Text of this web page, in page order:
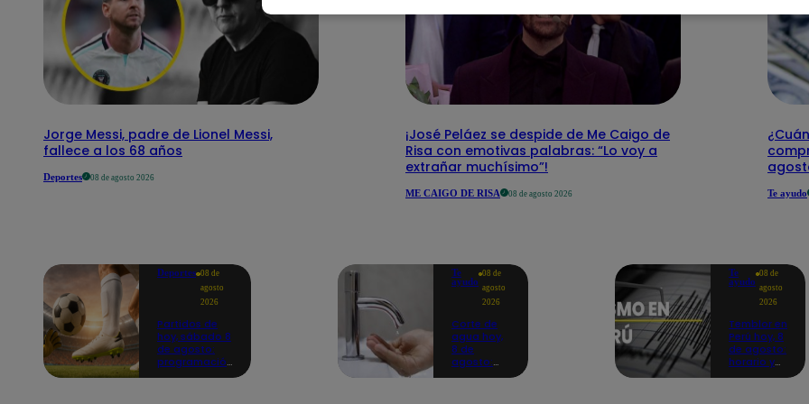
Jorge Messi, padre de Lionel Messi,
fallece a los 68 años
Deportes 08 de agosto 2026
¡José Peláez se despide de Me Caigo de
Risa con emotivas palabras: “Lo voy a
extrañar muchísimo”!
ME CAIGO DE RISA 08 de agosto 2026 Te ayudo
Deportes 08 de
agosto
2026
Partidos de
hoy, sábado 8
de agosto:
programación
Te
ayudo
08 de
agosto
2026
Corte de
agua hoy,
8 de
agosto:
Te
ayudo
08 de
agosto
2026
Temblor en
Perú hoy, 8
de agosto:
horario y